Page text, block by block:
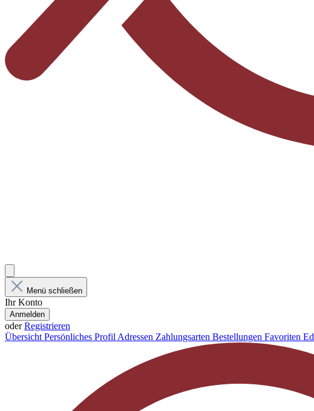
Menü schließen
Ihr Konto
Anmelden
oderRegistrieren
Übersicht Persönliches Profil Adressen Zahlungsarten Bestellungen Favoriten